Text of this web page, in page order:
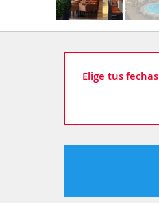
Elige tus fechas